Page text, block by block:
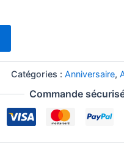
Catégories : Anniversaire,
Commande